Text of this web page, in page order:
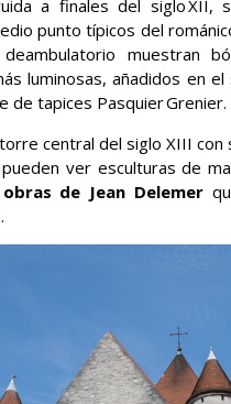
a finales del siglo XII,
punto típicos del
muestran
luminosas, añadidos en el
de tapices Pasquier Grenier.
central del siglo XIII con
ver esculturas de
obras de Jean Delemer